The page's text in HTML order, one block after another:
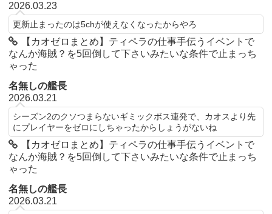
2026.03.23
更新止まったのは5chが使えなくなったからやろ
【カオゼロまとめ】ティペラの仕事手伝うイベントで
なんか海賊？を5回倒して下さいみたいな条件で止まっち
ゃった
名無しの艦長
2026.03.21
シーズン2のクソつまらないギミックボス連発で、カオスより先
にプレイヤーをゼロにしちゃったからしょうがないね
【カオゼロまとめ】ティペラの仕事手伝うイベントで
なんか海賊？を5回倒して下さいみたいな条件で止まっち
ゃった
名無しの艦長
2026.03.21